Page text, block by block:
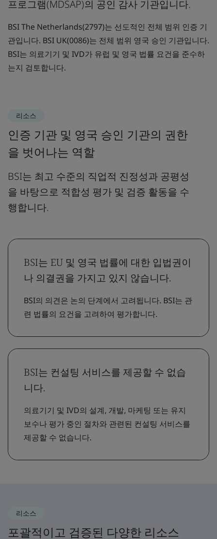
프로그램(MDSAP)의 공인 감사 기관입니다.
BSI The Netherlands(2797)는 선도적인 전체 범위 인증 기
관입니다. BSI UK(0086)는 전체 범위 영국 승인 기관입니다.
BSI는 의료기기 및 IVD가 유럽 및 영국 법률 요건을 준수하
는지 검토합니다.
리소스
인증 기관 및 영국 승인 기관의 권한
을 벗어나는 역할
BSI는 최고 수준의 직업적 진정성과 공평성
을 바탕으로 적합성 평가 및 검증 활동을 수
행합니다.
BSI는 EU 및 영국 법률에 대한 입법권이
나 의결권을 가지고 있지 않습니다.
BSI의 의견은 논의 단계에서 고려됩니다. BSI는 관
련 법률의 요건을 고려하여 평가합니다.
BSI는 컨설팅 서비스를 제공할 수 없습
니다.
의료기기 및 IVD의 설계, 개발, 마케팅 또는 유지
보수나 평가 중인 절차와 관련된 컨설팅 서비스를
제공할 수 없습니다.
리소스
포괄적이고 검증된 다양한 리소스